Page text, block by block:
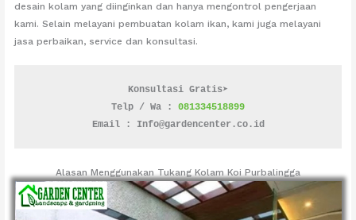
desain kolam yang diinginkan dan hanya mengontrol pengerjaan
kami. Selain melayani pembuatan kolam ikan, kami juga melayani
jasa perbaikan, service dan konsultasi.
Konsultasi Gratis➤
Telp / Wa : 081334518899
Email : Info@gardencenter.co.id
Alasan Menggunakan Tukang Kolam Koi Purbalingga